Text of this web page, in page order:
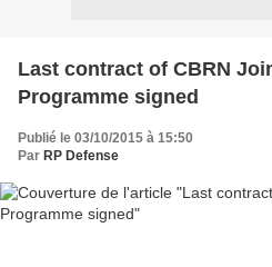
Last contract of CBRN
Programme signed
Publié le 03/10/2015 à 15:50
Par RP Defense